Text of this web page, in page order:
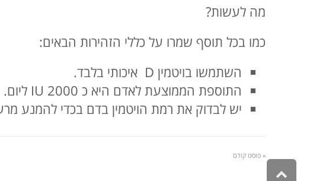
מה לעשות?
כמו בכל תוסף שמרו על כללי הזהירות הבאים:
השתמשו בויטמין D איכותי בלבד.
התוספת הממוצעת לאדם היא כ 2000 IU ליום.
יש לבדוק את רמת הויטמין בדם בכדי להמנע
« פוסט קודם